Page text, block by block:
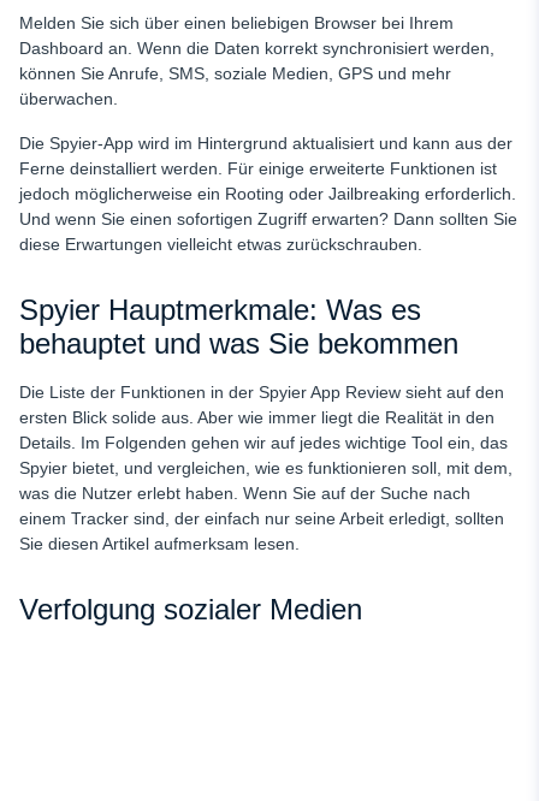
Melden Sie sich über einen beliebigen Browser bei Ihrem
Dashboard an. Wenn die Daten korrekt synchronisiert werden,
können Sie Anrufe, SMS, soziale Medien, GPS und mehr
überwachen.
Die Spyier-App wird im Hintergrund aktualisiert und kann aus der
Ferne deinstalliert werden. Für einige erweiterte Funktionen ist
jedoch möglicherweise ein Rooting oder Jailbreaking erforderlich.
Und wenn Sie einen sofortigen Zugriff erwarten? Dann sollten Sie
diese Erwartungen vielleicht etwas zurückschrauben.
Spyier Hauptmerkmale: Was es
behauptet und was Sie bekommen
Die Liste der Funktionen in der Spyier App Review sieht auf den
ersten Blick solide aus. Aber wie immer liegt die Realität in den
Details. Im Folgenden gehen wir auf jedes wichtige Tool ein, das
Spyier bietet, und vergleichen, wie es funktionieren soll, mit dem,
was die Nutzer erlebt haben. Wenn Sie auf der Suche nach
einem Tracker sind, der einfach nur seine Arbeit erledigt, sollten
Sie diesen Artikel aufmerksam lesen.
Verfolgung sozialer Medien